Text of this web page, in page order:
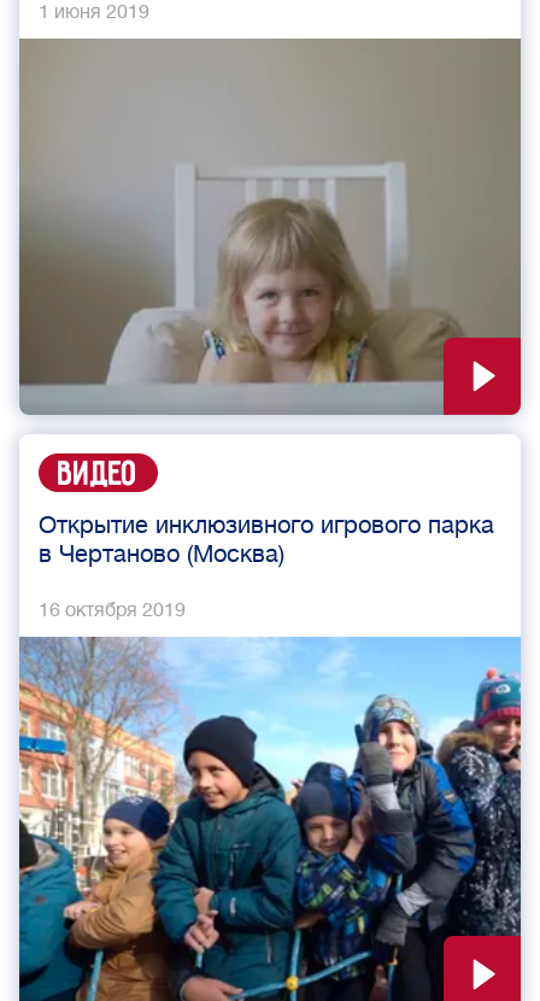
1 июня 2019
Видео
Открытие инклюзивного игрового парка
в Чертаново (Москва)
16 октября 2019